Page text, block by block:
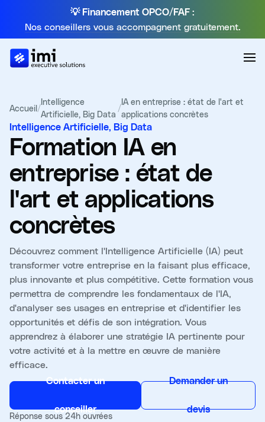
💡 Financement OPCO/FAF :
Nos conseillers vous accompagnent gratuitement.
Accueil/
Intelligence
Artificielle, Big Data
/
IA en entreprise : état de l'art et
applications concrètes
Intelligence Artificielle, Big Data
Formation IA en
entreprise : état de
l'art et applications
concrètes
Découvrez comment l'Intelligence Artificielle (IA) peut
transformer votre entreprise en la faisant plus efficace,
plus innovante et plus compétitive. Cette formation vous
permettra de comprendre les fondamentaux de l'IA,
d'analyser ses usages en entreprise et d'identifier les
opportunités et défis de son intégration. Vous
apprendrez à élaborer une stratégie IA pertinente pour
votre activité et à la mettre en œuvre de manière
efficace.
Contacter un
conseiller
Demander un
devis
Réponse sous 24h ouvrées